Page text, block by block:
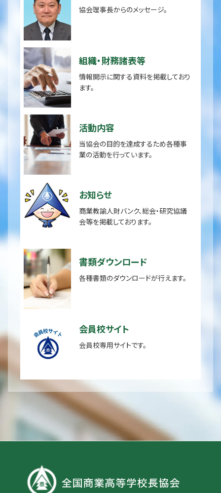
協会理事長からのメッセージ。
組織・財務諸表等
情報開示に関する資料を掲載しており
ます。
活動内容
当協会の目的を達成するため各種事
業の活動を行っています。
お知らせ
商業教諭人財バンク、総会・研究協議
会等を掲載しております。
書類ダウンロード
各種書類のダウンロードが行えます。
会員校サイト
会員校専用サイトです。